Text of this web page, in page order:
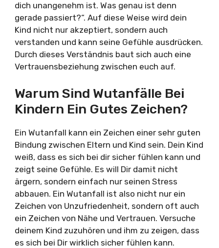
dich unangenehm ist. Was genau ist denn
gerade passiert?“. Auf diese Weise wird dein
Kind nicht nur akzeptiert, sondern auch
verstanden und kann seine Gefühle ausdrücken.
Durch dieses Verständnis baut sich auch eine
Vertrauensbeziehung zwischen euch auf.
Warum Sind Wutanfälle Bei
Kindern Ein Gutes Zeichen?
Ein Wutanfall kann ein Zeichen einer sehr guten
Bindung zwischen Eltern und Kind sein. Dein Kind
weiß, dass es sich bei dir sicher fühlen kann und
zeigt seine Gefühle. Es will Dir damit nicht
ärgern, sondern einfach nur seinen Stress
abbauen. Ein Wutanfall ist also nicht nur ein
Zeichen von Unzufriedenheit, sondern oft auch
ein Zeichen von Nähe und Vertrauen. Versuche
deinem Kind zuzuhören und ihm zu zeigen, dass
es sich bei Dir wirklich sicher fühlen kann.